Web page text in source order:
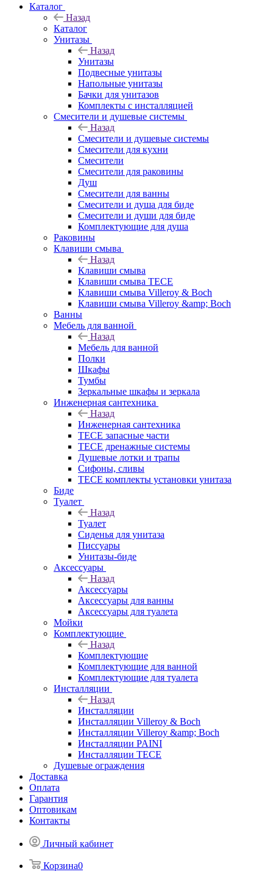
Каталог
Назад
Каталог
Унитазы
Назад
Унитазы
Подвесные унитазы
Напольные унитазы
Бачки для унитазов
Комплекты с инсталляцией
Смесители и душевые системы
Назад
Смесители и душевые системы
Смесители для кухни
Смесители
Смесители для раковины
Душ
Смесители для ванны
Смесители и душа для биде
Смесители и души для биде
Комплектующие для душа
Раковины
Клавиши смыва
Назад
Клавиши смыва
Клавиши смыва TECE
Клавиши смыва Villeroy & Boch
Клавиши смыва Villeroy &amp; Boch
Ванны
Мебель для ванной
Назад
Мебель для ванной
Полки
Шкафы
Тумбы
Зеркальные шкафы и зеркала
Инженерная сантехника
Назад
Инженерная сантехника
TECE запасные части
TECE дренажные системы
Душевые лотки и трапы
Сифоны, сливы
TECE комплекты установки унитаза
Биде
Туалет
Назад
Туалет
Сиденья для унитаза
Писсуары
Унитазы-биде
Аксессуары
Назад
Аксессуары
Аксессуары для ванны
Аксессуары для туалета
Мойки
Комплектующие
Назад
Комплектующие
Комплектующие для ванной
Комплектующие для туалета
Инсталляции
Назад
Инсталляции
Инсталляции Villeroy & Boch
Инсталляции Villeroy &amp; Boch
Инсталляции PAINI
Инсталляции TECE
Душевые ограждения
Доставка
Оплата
Гарантия
Оптовикам
Контакты
Личный кабинет
Корзина0